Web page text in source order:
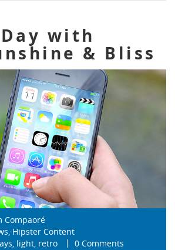
with
& Bliss
Compaoré
, Hipster Content
, light, retro 0 Comments